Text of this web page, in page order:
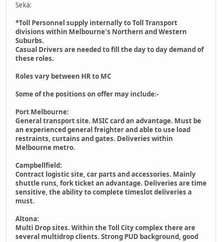
Sekä:
*Toll Personnel supply internally to Toll Transport
divisions within Melbourne's Northern and Western
Suburbs.
Casual Drivers are needed to fill the day to day demand of
these roles.
Roles vary between HR to MC
Some of the positions on offer may include:-
Port Melbourne:
General transport site. MSIC card an advantage. Must be
an experienced general freighter and able to use load
restraints, curtains and gates. Deliveries within
Melbourne metro.
Campbellfield:
Contract logistic site, car parts and accessories. Mainly
shuttle runs, fork ticket an advantage. Deliveries are time
sensitive, the ability to complete timeslot deliveries a
must.
Altona:
Multi Drop sites. Within the Toll City complex there are
several multidrop clients. Strong PUD background, good